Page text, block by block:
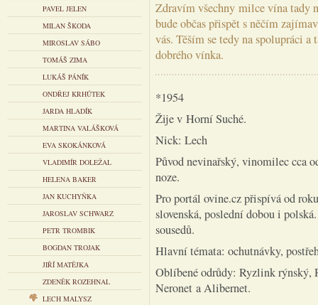
PAVEL JELEN
MILAN ŠKODA
MIROSLAV SÁBO
TOMÁŠ ZIMA
LUKÁŠ PÁNÍK
ONDŘEJ KRHŮTEK
JARDA HLADÍK
MARTINA VALÁŠKOVÁ
EVA SKOKÁNKOVÁ
VLADIMÍR DOLEŽAL
HELENA BAKER
JAN KUCHYŇKA
JAROSLAV SCHWARZ
PETR TROMBIK
BOGDAN TROJAK
JIŘÍ MATĚJKA
ZDENĚK ROZEHNAL
LECH MALYSZ
Zdravím všechny milce vína tady
bude občas přispět s něčím
vás. Těším se tedy na spolupráci
dobrého vínka.
*1954
Žije v Horní Suché.
Nick: Lech
Původ nevinařský, vinomilec cca
noze.
Pro portál ovine.cz přispívá od
slovenská, poslední dobou i
sousedů.
Hlavní témata: ochutnávky,
Oblíbené odrůdy: Ryzlink rýnský,
Neronet a Alibernet.